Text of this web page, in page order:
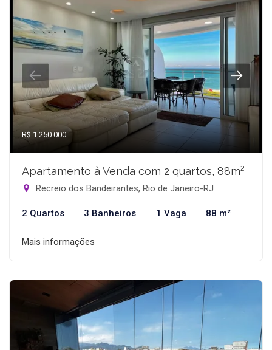
R$ 1.250.000
Apartamento à Venda com 2 quartos, 88m²
Recreio dos Bandeirantes, Rio de Janeiro-RJ
2 Quartos 3 Banheiros 1 Vaga 88 m²
Mais informações